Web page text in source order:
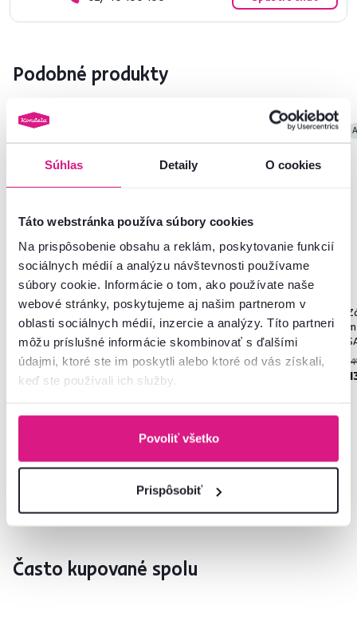
Súhlas Detaily O cookies
Táto webstránka používa súbory cookies
Na prispôsobenie obsahu a reklám, poskytovanie funkcií
sociálnych médií a analýzu návštevnosti používame
súbory cookie. Informácie o tom, ako používate naše
webové stránky, poskytujeme aj našim partnerom v
oblasti sociálnych médií, inzercie a analýzy. Títo partneri
môžu príslušné informácie skombinovať s ďalšími
údajmi, ktoré ste im poskytli alebo ktoré od vás získali,
keď ste používali ich služby.
Povoliť všetko
Prispôsobiť
Podobné produkty
Akcia
3
Záhradné hojdacie kreslo, sivá/
čierna, SPAVIN 2 NEW
189 €
149 € -21%
Závesné kreslo, skladacie,
čierna, ANAS
139 €
-35%
Často kupované spolu